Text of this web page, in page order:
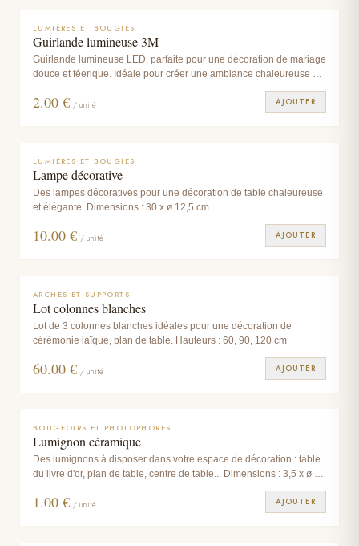
LUMIÈRES ET BOUGIES
Guirlande lumineuse 3M
Guirlande lumineuse LED, parfaite pour une décoration de mariage
douce et féerique. Idéale pour créer une ambiance chaleureuse et
2.00 € / unité AJOUTER
LUMIÈRES ET BOUGIES
Lampe décorative
Des lampes décoratives pour une décoration de table chaleureuse
et élégante. Dimensions : 30 x ø 12,5 cm
10.00 € / unité AJOUTER
ARCHES ET SUPPORTS
Lot colonnes blanches
Lot de 3 colonnes blanches idéales pour une décoration de
cérémonie laïque, plan de table. Hauteurs : 60, 90, 120 cm
60.00 € / unité AJOUTER
BOUGEOIRS ET PHOTOPHORES
Lumignon céramique
Des lumignons à disposer dans votre espace de décoration : table
du livre d'or, plan de table, centre de table... Dimensions : 3,5 x ø 5
1.00 € / unité AJOUTER